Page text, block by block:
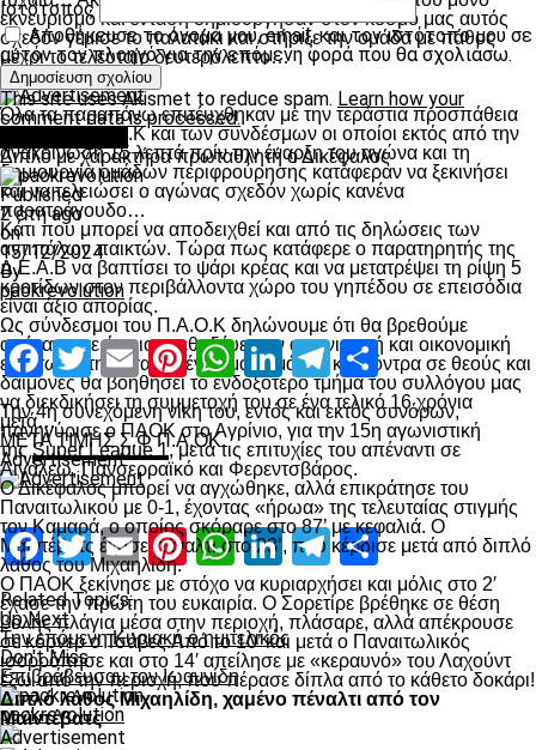
εκνευρισμό και ένταση δημιούργησαν στον κόσμο μας αυτός
σχεδόν γέμισε το παλατάκι και στήριξε την ομάδα με πάθος
μέχρι το τελευταίο δευτερόλεπτο…
Advertisement
Όλα τα παραπάνω επιτέυχθηκαν με την τεράστια προσπάθεια
της ΚΑΕ Π.Α.Ο.Κ και των συνδέσμων οι οποίοι εκτός από την
ανακοίνωση 15 λεπτά πρίν την έναρξη του αγώνα και τη
δημιουργία ομάδων περιφρούρησης κατάφεραν να ξεκινήσει
και να τελειώσει ο αγώνας σχεδόν χωρίς κανένα
παρατράγουδο…
Κάτι που μπορεί να αποδειχθεί και από τις δηλώσεις των
αντιπάλων παικτών. Τώρα πως κατάφερε ο παρατηρητής της
Δ.Ε.Α.Β να βαπτίσει το ψάρι κρέας και να μετατρέψει τη ρίψη 5
κροτίδων στον περιβάλλοντα χώρο του γηπέδου σε επεισόδια
είναι άξιο απορίας.
Ως σύνδεσμοι του Π.Α.Ο.Κ δηλώνουμε ότι θα βρεθούμε
απέναντι σε όποιον μεθοδέυει την αγωνιστική και οικονομική
εξόντωση της αγαπημένης μας ομάδας και κόντρα σε θεούς και
δαίμονες θα βοηθήσει το ενδοξότερο τμήμα του συλλόγου μας
να διεκδικήσει τη συμμετοχή του σε ένα τελικό 16 χρόνια
μετά…
ΜΕΤΑ ΤΙΜΗΣ Σ.Φ Π.Α.ΟΚ.
Advertisement
Facebook
Twitter
EmailPinterest
WhatsApp
LinkedIn
Telegram
Related Topics:
Up Next
Την επόμενη Κυριακή ο ημιτελικός
Don't Miss
Επιβράβευσαν τον Ιωαννίδη
paokrevolution
Ιστότοπος
Αποθήκευσε το όνομά μου, email, και τον ιστότοπο μου σε
αυτόν τον πλοηγό για την επόμενη φορά που θα σχολιάσω.
This site uses Akismet to reduce spam. Learn how your
comment data is processed.
Διπλό με χαρακτήρα πρωταθλητή ο Δικέφαλος
Published
2 έτη ago
on
15/12/2024
By
paokrevolution
Facebook
Twitter
EmailPinterest
WhatsApp
LinkedIn
Telegram
Την 4ησυνεχόμενη νίκη του, εντός και εκτός συνόρων,
πανηγύρισε ο ΠΑΟΚ στο Αγρίνιο, για την 15η αγωνιστική
της Super League 1, μετά τις επιτυχίες του απέναντι σε
Αιγάλεω, Πανσερραϊκό και Φερεντσβάρος.
Ο Δικέφαλος μπορεί να αγχώθηκε, αλλά επικράτησε του
Παναιτωλικού με 0-1, έχοντας «ήρωα» της τελευταίας στιγμής
τον Καμαρά, ο οποίος σκόραρε στο 87’ με κεφαλιά. Ο
Μαϊντέβατς έχασε πέναλτι στο 23’, που κέρδισε μετά από διπλό
λάθος του Μιχαηλίδη.
Ο ΠΑΟΚ ξεκίνησε με στόχο να κυριαρχήσει και μόλις στο 2′
έχασε την πρώτη του ευκαιρία. Ο Σορετίρε βρέθηκε σε θέση
βολής πλάγια μέσα στην περιοχή, πλάσαρε, αλλά απέκρουσε
σε κόρνερ ο Τσάβες.Από το 10’ και μετά ο Παναιτωλικός
ισορρόπησε και στο 14′ απείλησε με «κεραυνό» του Λαχούντ
έξω από την περιοχή, που πέρασε δίπλα από το κάθετο δοκάρι!
Διπλό λάθος Μιχαηλίδη, χαμένο πέναλτι από τον
Μαϊντέβατς
Advertisement